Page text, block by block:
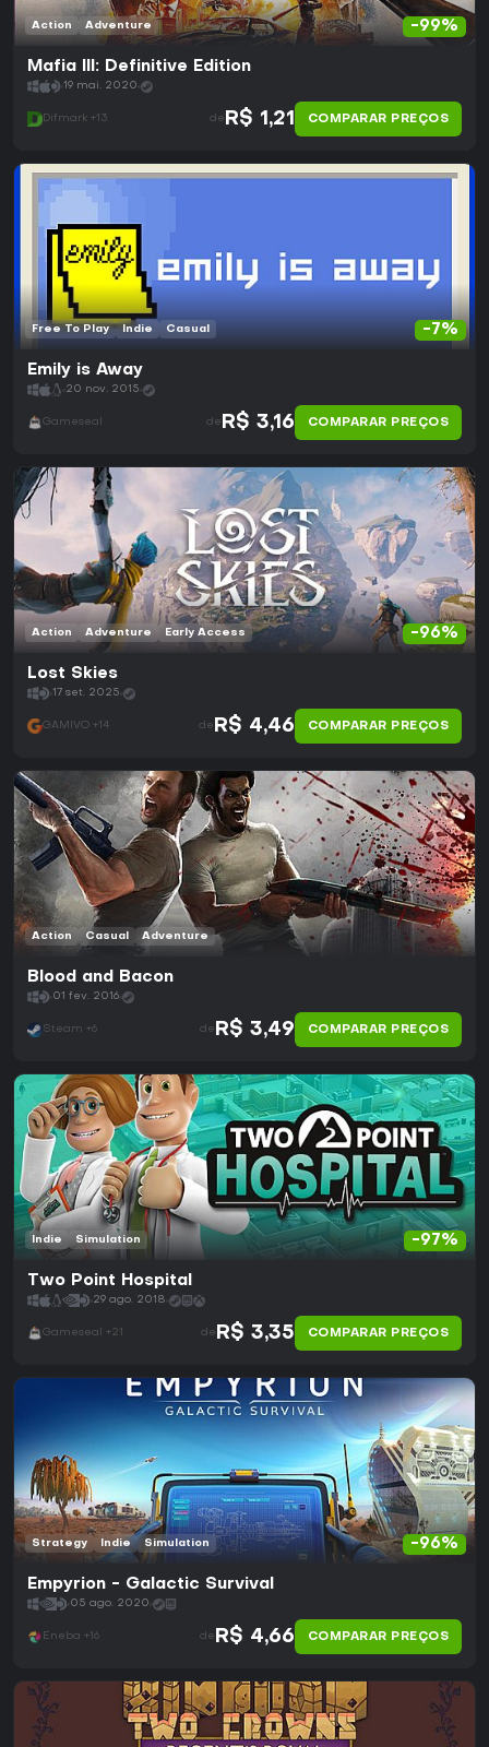
-99%
Action Adventure
Mafia III: Definitive Edition
19 mai. 2020
Difmark +13 de R$ 1,21 COMPARAR PREÇOS
-7%
Free To Play Indie Casual
Emily is Away
20 nov. 2015
Gameseal de R$ 3,16 COMPARAR PREÇOS
-96%
Action Adventure Early Access
Lost Skies
17 set. 2025
GAMIVO +14 de R$ 4,46 COMPARAR PREÇOS
Action Casual Adventure
Blood and Bacon
01 fev. 2016
Steam +6 de R$ 3,49 COMPARAR PREÇOS
-97%
Indie Simulation
Two Point Hospital
29 ago. 2018
Gameseal +21 de R$ 3,35 COMPARAR PREÇOS
-96%
Strategy Indie Simulation
Empyrion - Galactic Survival
05 ago. 2020
Eneba +16 de R$ 4,66 COMPARAR PREÇOS